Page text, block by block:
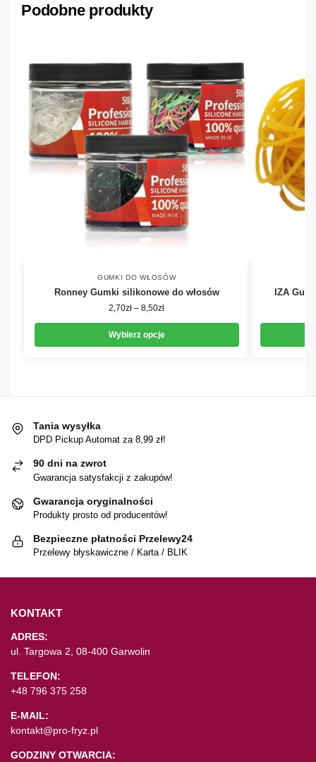
Podobne produkty
GUMKI DO WŁOSÓW
Ronney Gumki silikonowe do włosów
2,70zł – 8,50zł
Wybierz opcje
IZA
Tania wysyłka
DPD Pickup Automat za 8,99 zł!
90 dni na zwrot
Gwarancja satysfakcji z zakupów!
Gwarancja oryginalności
Produkty prosto od producentów!
Bezpieczne płatności Przelewy24
Przelewy błyskawiczne / Karta / BLIK
KONTAKT
ADRES:
ul. Targowa 2, 08-400 Garwolin
TELEFON:
+48 796 375 258
E-MAIL:
kontakt@pro-fryz.pl
GODZINY OTWARCIA: